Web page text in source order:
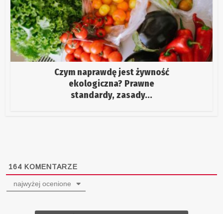
Czym naprawdę jest żywność
ekologiczna? Prawne
standardy, zasady...
164 KOMENTARZE
najwyżej ocenione